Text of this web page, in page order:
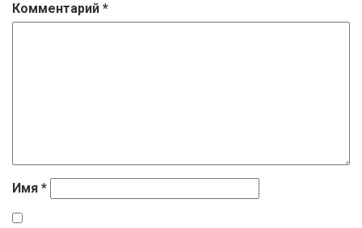
Комментарий *
Имя *